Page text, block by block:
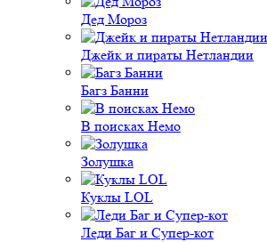
Дед Мороз
Джейк и пираты Нетландии
Багз Банни
В поисках Немо
Золушка
Куклы LOL
Леди Баг и Супер-кот